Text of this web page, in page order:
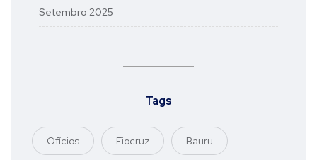
Setembro 2025
Tags
Ofícios Fiocruz Bauru